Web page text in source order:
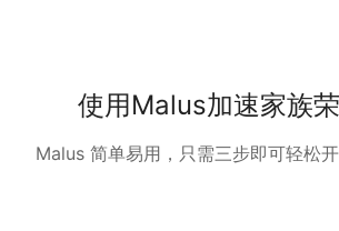
使用Malus加速家族
Malus 简单易用，只需三步即可轻松